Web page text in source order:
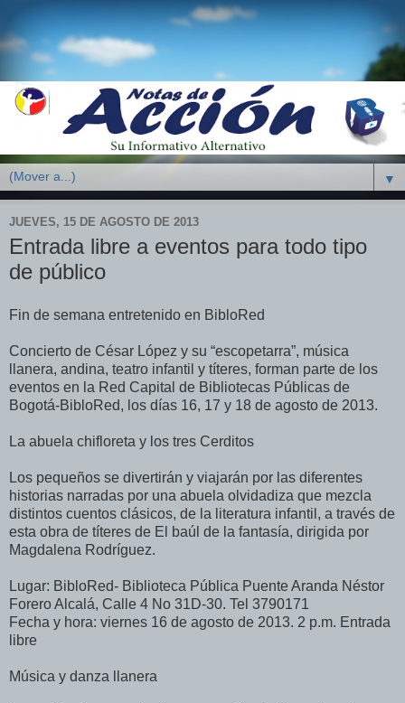
▼
JUEVES, 15 DE AGOSTO DE 2013
Entrada libre a eventos para todo tipo
de público
Fin de semana entretenido en BibloRed
Concierto de César López y su “escopetarra”, música
llanera, andina, teatro infantil y títeres, forman parte de los
eventos en la Red Capital de Bibliotecas Públicas de
Bogotá-BibloRed, los días 16, 17 y 18 de agosto de 2013.
La abuela chifloreta y los tres Cerditos
Los pequeños se divertirán y viajarán por las diferentes
historias narradas por una abuela olvidadiza que mezcla
distintos cuentos clásicos, de la literatura infantil, a través de
esta obra de títeres de El baúl de la fantasía, dirigida por
Magdalena Rodríguez.
Lugar: BibloRed- Biblioteca Pública Puente Aranda Néstor
Forero Alcalá, Calle 4 No 31D-30. Tel 3790171
Fecha y hora: viernes 16 de agosto de 2013. 2 p.m. Entrada
libre
Música y danza llanera